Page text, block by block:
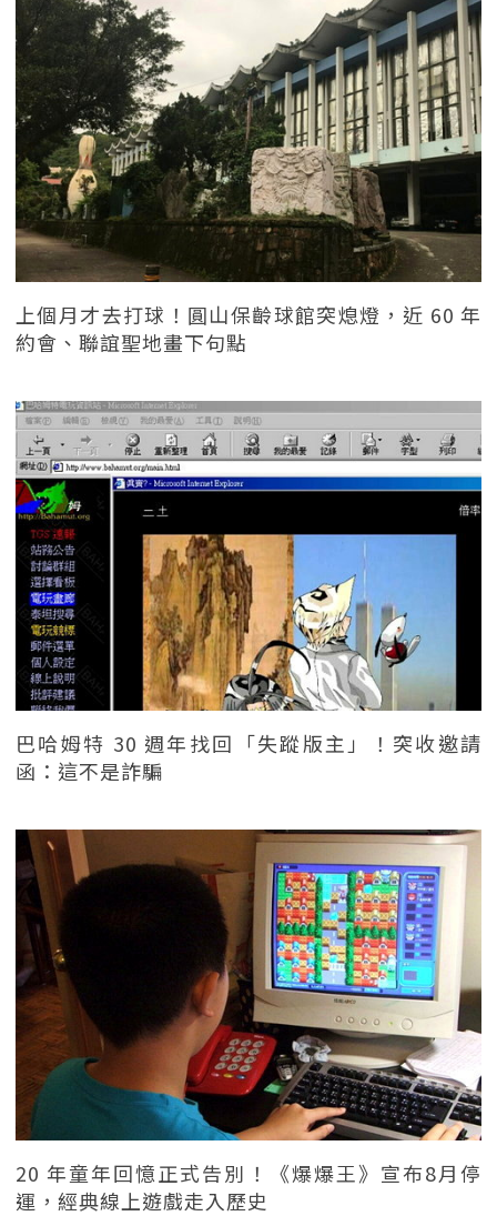
上個月才去打球！圓山保齡球館突熄燈，近 60 年
約會、聯誼聖地畫下句點
巴哈姆特 30 週年找回「失蹤版主」！突收邀請
函：這不是詐騙
20 年童年回憶正式告別！《爆爆王》宣布8月停
運，經典線上遊戲走入歷史